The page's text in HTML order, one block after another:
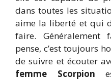
dans toutes les
aime la liberté et qui
faire. Généralement
pense, c’est toujours
de suivre et écouter
femme Scorpion